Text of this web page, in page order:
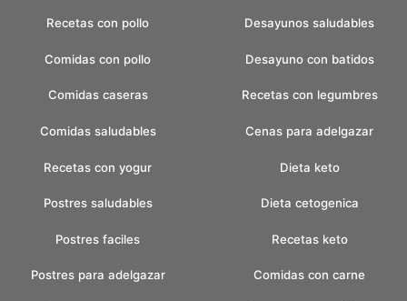
Recetas con pollo
Comidas con pollo
Comidas caseras
Comidas saludables
Recetas con yogur
Postres saludables
Postres faciles
Postres para adelgazar
Desayunos saludables
Desayuno con batidos
Recetas con legumbres
Cenas para adelgazar
Dieta keto
Dieta cetogenica
Recetas keto
Comidas con carne